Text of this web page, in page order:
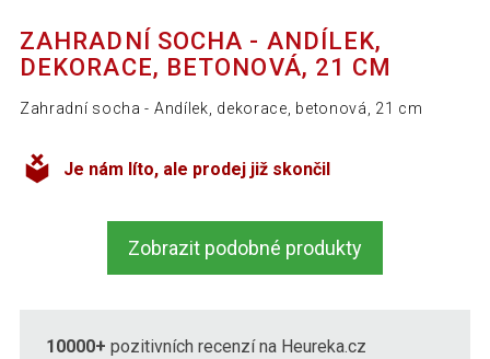
ZAHRADNÍ SOCHA - ANDÍLEK,
DEKORACE, BETONOVÁ, 21 CM
Zahradní socha - Andílek, dekorace, betonová, 21 cm
Je nám líto, ale prodej již skončil
Zobrazit podobné produkty
10000+ pozitivních recenzí na Heureka.cz